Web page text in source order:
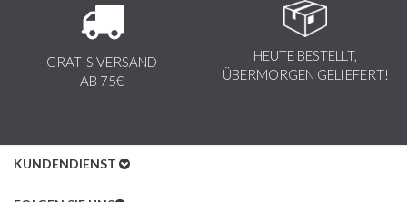
GRATIS VERSAND
AB 75€
HEUTE BESTELLT,
ÜBERMORGEN GELIEFERT!
KUNDENDIENST
Kundenservice